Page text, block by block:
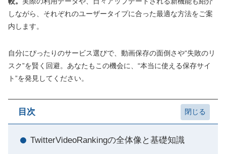
しながら、それぞれのユーザータイプに合った最適な方法をご案
内します。
自分にぴったりのサービス選びで、動画保存の面倒さや“失敗のリ
スク”を賢く回避。あなたもこの機会に、“本当に使える保存サイ
ト”を発見してください。
目次
TwitterVideoRankingの全体像と基礎知識